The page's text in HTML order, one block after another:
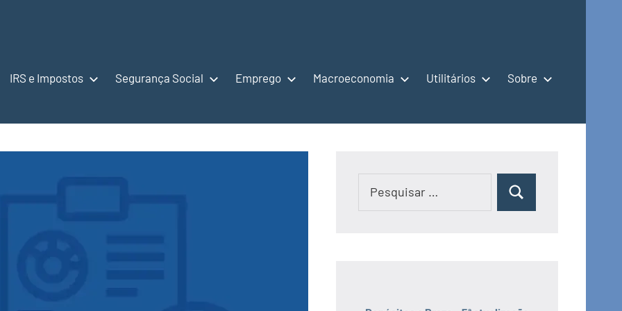
IRS e Impostos Segurança Social Emprego Macroeconomia Utilitários Sobre
Pesquisar